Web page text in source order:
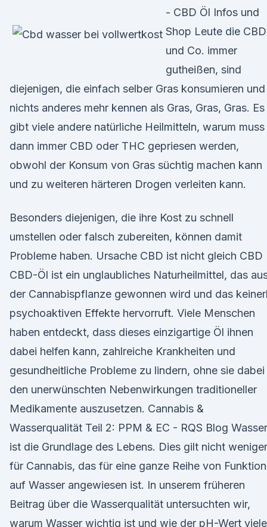
- CBD Öl Infos und
Shop Leute die CBD
und Co. immer
gutheißen, sind
diejenigen, die einfach selber Gras konsumieren und
nichts anderes mehr kennen als Gras, Gras, Gras. Es
gibt viele andere natürliche Heilmitteln, warum muss
dann immer CBD oder THC gepriesen werden,
obwohl der Konsum von Gras süchtig machen kann
und zu weiteren härteren Drogen verleiten kann.
Besonders diejenigen, die ihre Kost zu schnell
umstellen oder falsch zubereiten, können damit
Probleme haben. Ursache CBD ist nicht gleich CBD
CBD-Öl ist ein unglaubliches Naturheilmittel, das
der Cannabispflanze gewonnen wird und das
psychoaktiven Effekte hervorruft. Viele Menschen
haben entdeckt, dass dieses einzigartige Öl ihnen
dabei helfen kann, zahlreiche Krankheiten und
gesundheitliche Probleme zu lindern, ohne sie dabei
den unerwünschten Nebenwirkungen traditioneller
Medikamente auszusetzen. Cannabis &
Wasserqualität Teil 2: PPM & EC - RQS Blog Wasser
ist die Grundlage des Lebens. Dies gilt nicht weniger
für Cannabis, das für eine ganze Reihe von
auf Wasser angewiesen ist. In unserem früheren
Beitrag über die Wasserqualität untersuchten wir,
warum Wasser wichtig ist und wie der pH-Wert viele